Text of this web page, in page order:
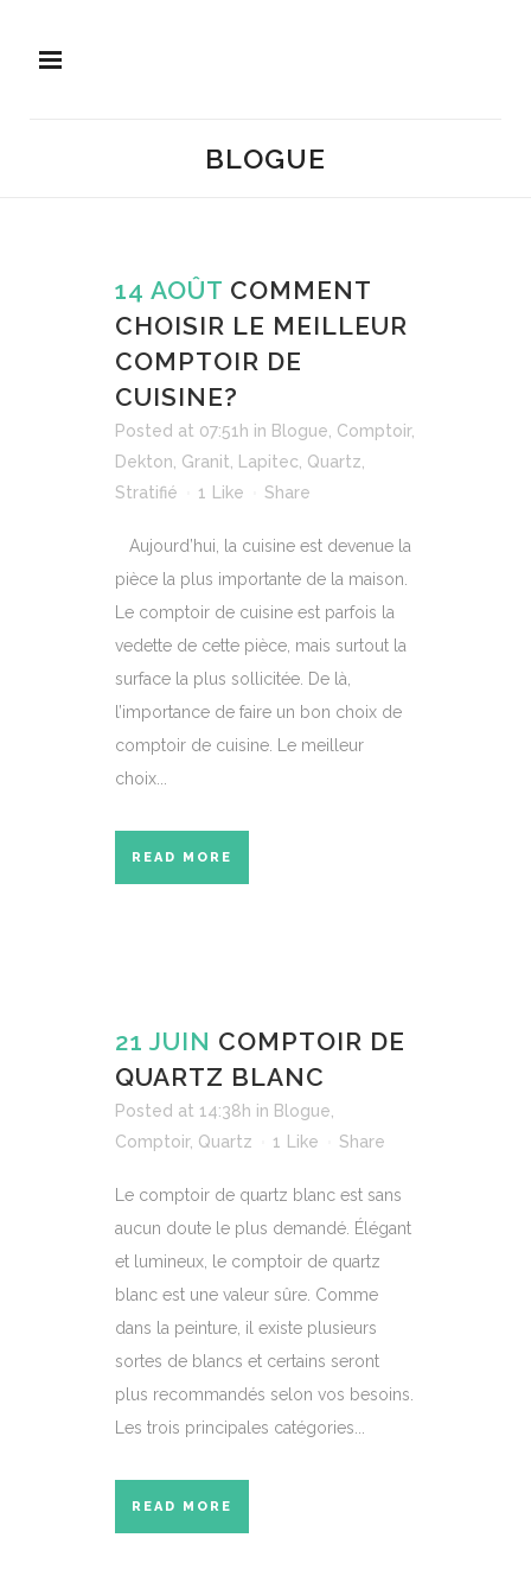
BLOGUE
14 AOÛT COMMENT
CHOISIR LE MEILLEUR
COMPTOIR DE
CUISINE?
Posted at 07:51h in Blogue Comptoir,
Dekton Granit Lapitec Quartz
Stratifié
1 Like Share
Aujourd’hui, la cuisine est devenue la
pièce la plus importante de la maison.
Le comptoir de cuisine est parfois la
vedette de cette pièce, mais surtout la
surface la plus sollicitée. De là,
l’importance de faire un bon choix de
comptoir de cuisine. Le meilleur
choix...
READ MORE
21 JUIN COMPTOIR DE
QUARTZ BLANC
Posted at 14:38h in Blogue
Comptoir, Quartz 1 Like Share
Le comptoir de quartz blanc est sans
aucun doute le plus demandé. Élégant
et lumineux, le comptoir de quartz
blanc est une valeur sûre. Comme
dans la peinture, il existe plusieurs
sortes de blancs et certains seront
plus recommandés selon vos besoins.
Les trois principales catégories...
READ MORE